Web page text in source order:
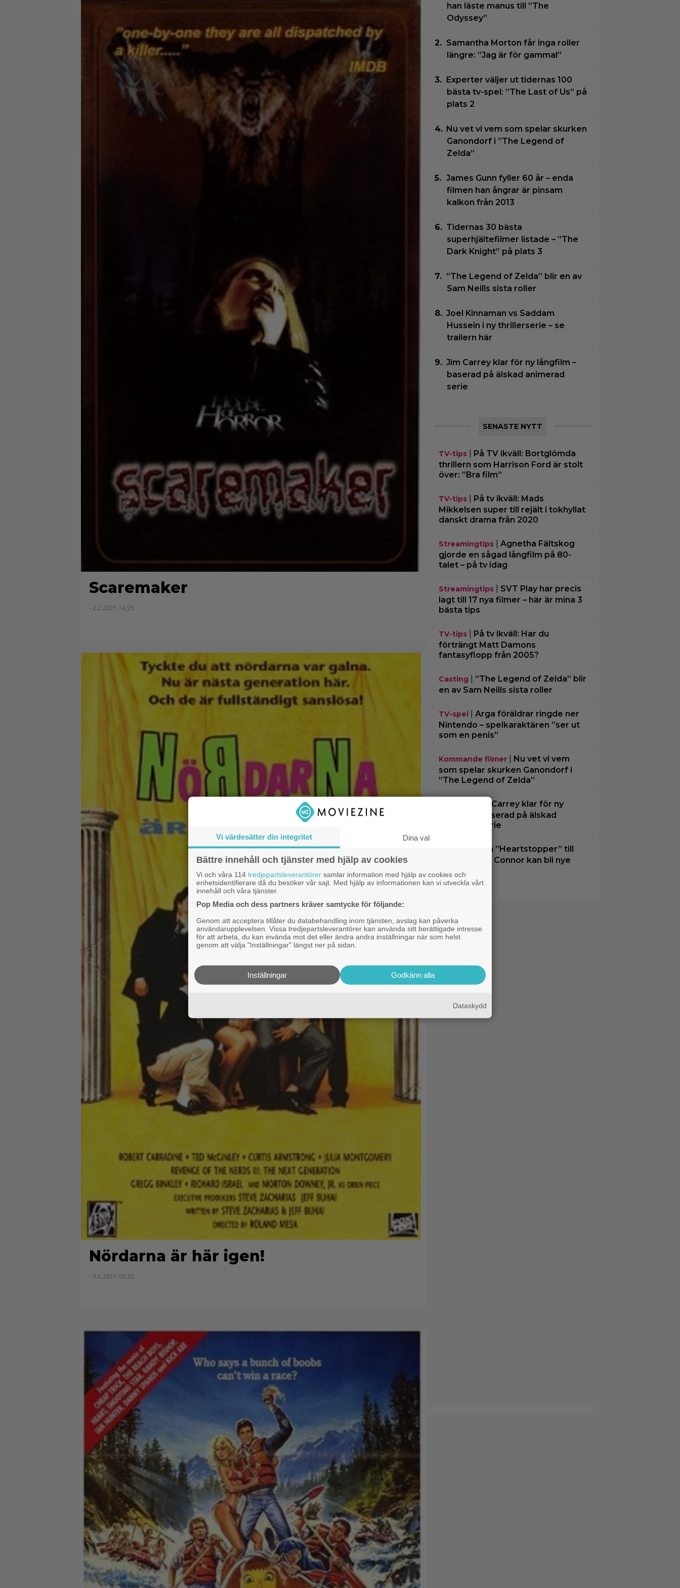
Scaremaker
- 2.2.2021 14:25
Nördarna är här igen!
- 9.6.2015 06:32
han läste manus till ”The
Odyssey”
Samantha Morton får inga roller
längre: ”Jag är för gammal”
Experter väljer ut tidernas 100
bästa tv-spel: ”The Last of Us” på
plats 2
Nu vet vi vem som spelar skurken
Ganondorf i ”The Legend of
Zelda”
James Gunn fyller 60 år – enda
filmen han ångrar är pinsam
kalkon från 2013
Tidernas 30 bästa
superhjältefilmer listade – ”The
Dark Knight” på plats 3
”The Legend of Zelda” blir en av
Sam Neills sista roller
Joel Kinnaman vs Saddam
Hussein i ny thrillerserie – se
trailern här
Jim Carrey klar för ny långfilm –
baserad på älskad animerad
serie
SENASTE NYTT
TV-tips| På TV ikväll: Bortglömda
thrillern som Harrison Ford är stolt
över: ”Bra film”
TV-tips| På tv ikväll: Mads
Mikkelsen super till rejält i tokhyllat
danskt drama från 2020
Streamingtips| Agnetha Fältskog
gjorde en sågad långfilm på 80-
talet – på tv idag
Streamingtips| SVT Play har precis
lagt till 17 nya filmer – här är mina 3
bästa tips
TV-tips| På tv ikväll: Har du
förträngt Matt Damons
fantasyflopp från 2005?
Casting
”The Legend of Zelda” blir
en av Sam Neills sista roller
TV-spel
Arga föräldrar ringde ner
Nintendo – spelkaraktären ”ser ut
som en penis”
Kommande filmer| Nu vet vi vem
som spelar skurken Ganondorf i
”The Legend of Zelda”
Jim Carrey klar för ny
långfilm – baserad på älskad
animerad serie
Från ”Heartstopper” till
”X-Men”? Kit Connor kan bli nye
Cyclops
Vi värdesätter din integritet Dina val
Bättre innehåll och tjänster med hjälp av cookies
Vi och våra 114 tredjepartsleverantörer samlar information med hjälp av cookies och
enhetsidentifierare då du besöker vår sajt. Med hjälp av informationen kan vi utveckla vårt
innehåll och våra tjänster.
Pop Media och dess partners kräver samtycke för följande:
Genom att acceptera tillåter du databehandling inom tjänsten, avslag kan påverka
användarupplevelsen. Vissa tredjepartsleverantörer kan använda sitt berättigade intresse
för att arbeta, du kan invända mot det eller ändra andra inställningar när som helst
genom att välja "Inställningar" längst ner på sidan.
Godkänn alla
Inställningar
Dataskydd